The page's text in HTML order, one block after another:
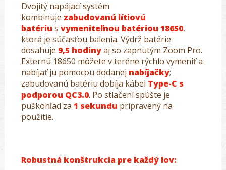
Dvojitý napájací systém
kombinuje zabudovanú lítiovú
batériu s vymeniteľnou batériou 18650,
ktorá je súčasťou balenia. Výdrž batérie
dosahuje 9,5 hodinyaj so zapnutým Zoom Pro.
Externú 18650 môžete v teréne rýchlo vymeniť a
nabíjať ju pomocou dodanej nabíjačky;
zabudovanú batériu dobíja kábel Type-C s
podporou QC3.0. Po stlačení spúšte je
puškohľad za 1 sekundu pripravený na
použitie.
Robustná konštrukcia pre každý lov: